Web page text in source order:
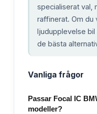
specialiserat val,
raffinerat. Om du
ljudupplevelse
de bästa
Vanliga frågor
Passar Focal IC
modeller?